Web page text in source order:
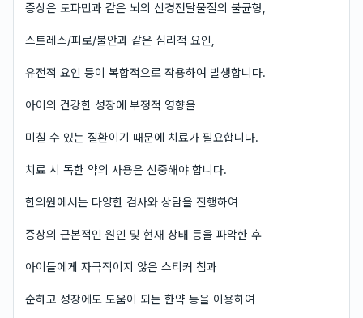
증상은 도파민과 같은 뇌의 신경전달물질의 불균형,
스트레스/피로/불안과 같은 심리적 요인,
유전적 요인 등이 복합적으로 작용하여 발생합니다.
아이의 건강한 성장에 부정적 영향을
미칠 수 있는 질환이기 때문에 치료가 필요합니다.
치료 시 독한 약의 사용은 신중해야 합니다.
한의원에서는 다양한 검사와 상담을 진행하여
증상의 근본적인 원인 및 현재 상태 등을 파악한 후
아이들에게 자극적이지 않은 스티커 침과
순하고 성장에도 도움이 되는 한약 등을 이용하여